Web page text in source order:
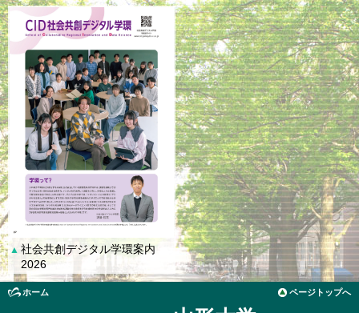
▲ 社会共創デジタル学環案内
2026
ホーム ページトップへ